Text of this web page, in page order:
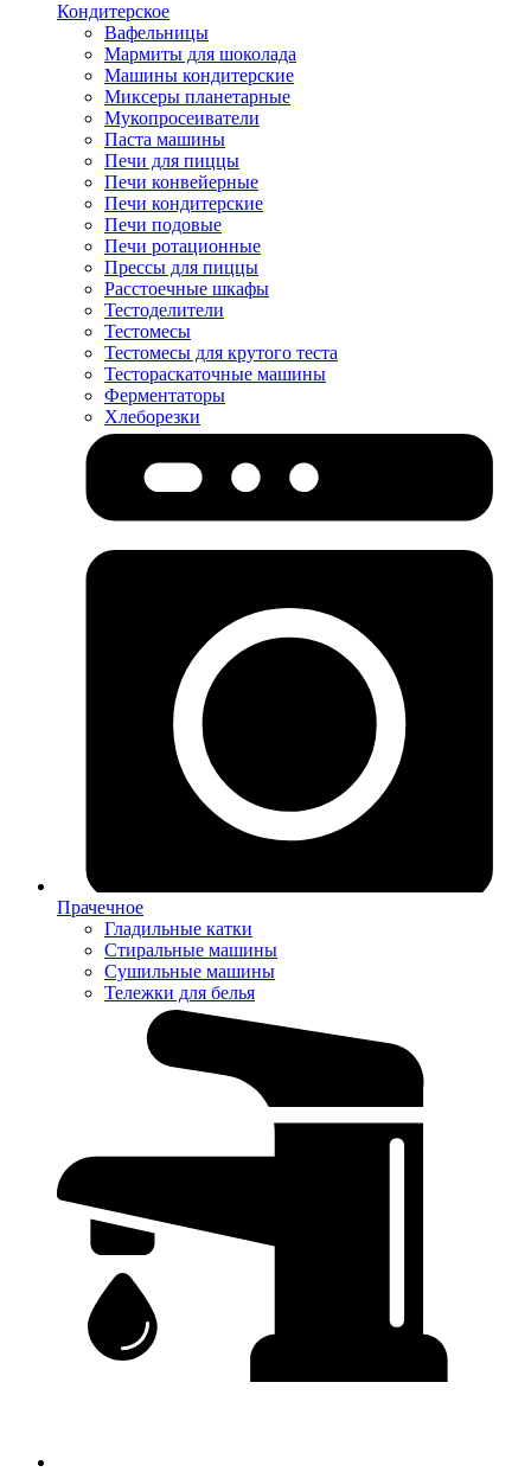
Кондитерское
Вафельницы
Мармиты для шоколада
Машины кондитерские
Миксеры планетарные
Мукопросеиватели
Паста машины
Печи для пиццы
Печи конвейерные
Печи кондитерские
Печи подовые
Печи ротационные
Прессы для пиццы
Расстоечные шкафы
Тестоделители
Тестомесы
Тестомесы для крутого теста
Тестораскаточные машины
Ферментаторы
Хлеборезки
Прачечное
Гладильные катки
Стиральные машины
Сушильные машины
Тележки для белья